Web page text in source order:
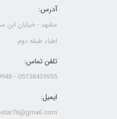
آدرس:
اطباء طبقه دوم
تلفن تماس:
05138439955 - 09157989948
ایمیل: